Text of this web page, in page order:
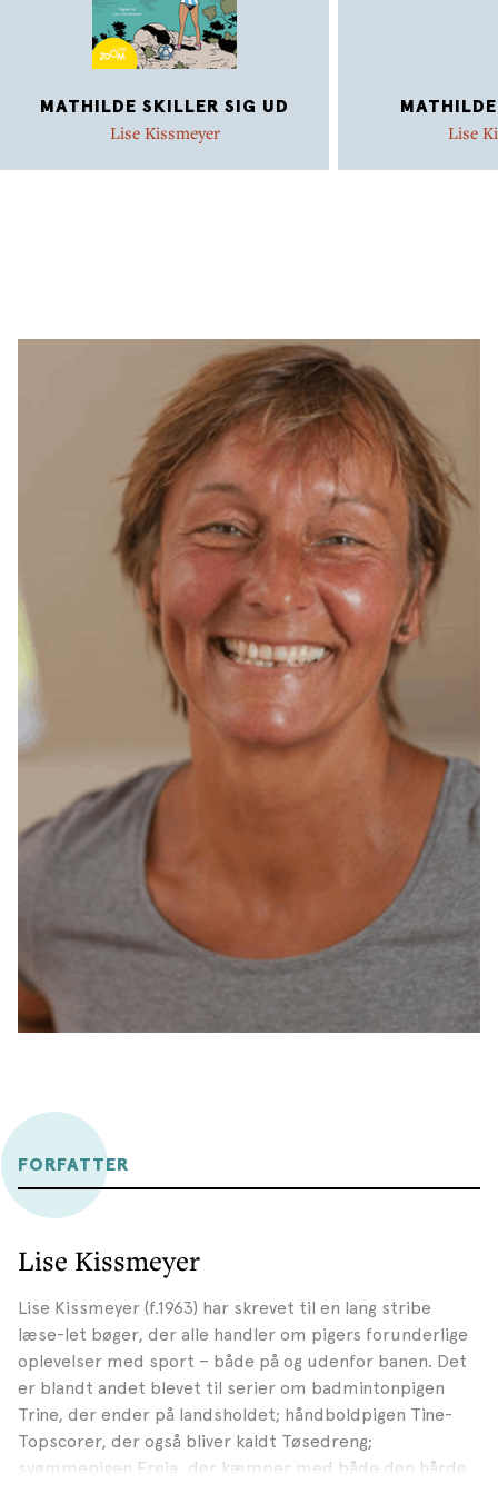
MATHILDE SKILLER SIG UD
Lise Kissmeyer Lise
FORFATTER
Lise Kissmeyer
Lise Kissmeyer (f.1963) har skrevet til en lang stribe
læse-let bøger, der alle handler om pigers forunderlige
oplevelser med sport – både på og udenfor banen. Det
er blandt andet blevet til serier om badmintonpigen
Trine, der ender på landsholdet; håndboldpigen Tine-
Topscorer, der også bliver kaldt Tøsedreng;
svømmepigen Freja, der kæmper med både den hårde